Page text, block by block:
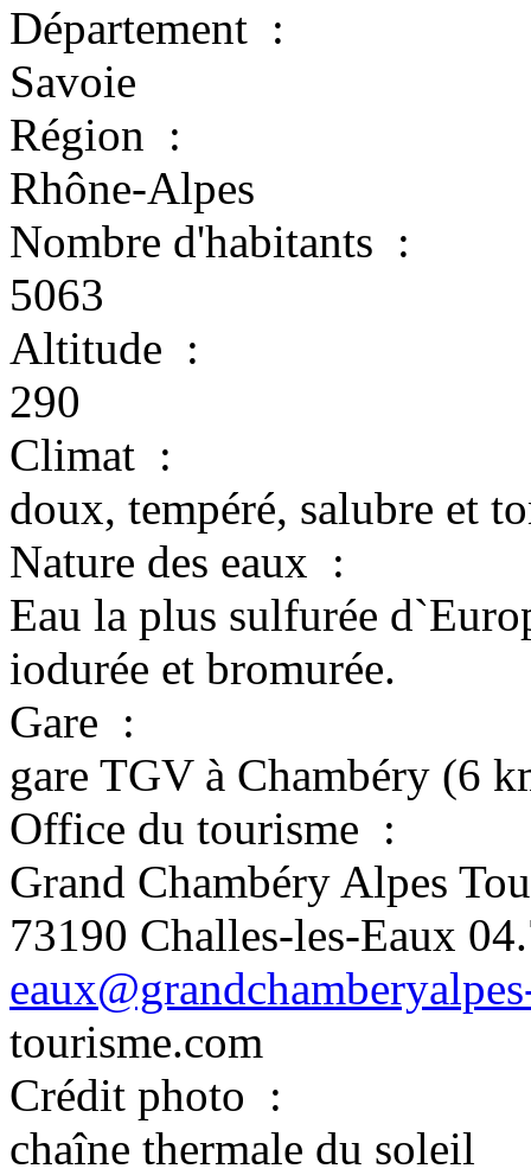
Département :
Savoie
Région :
Rhône-Alpes
Nombre d'habitants :
5063
Altitude :
290
Climat :
doux, tempéré, salubre et
Nature des eaux :
Eau la plus sulfurée
iodurée et bromurée.
Gare :
gare TGV à Chambéry (6
Office du tourisme :
Grand Chambéry Alpes
73190 Challes-les-Eaux
tourisme.com
Crédit photo :
chaîne thermale du soleil